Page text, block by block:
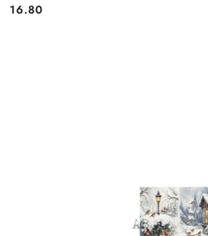
Cena:
16.80